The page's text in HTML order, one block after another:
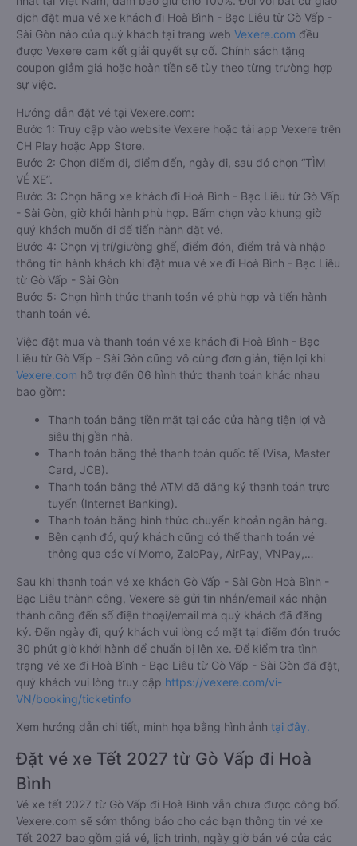
dịch đặt mua vé xe khách đi Hoà Bình - Bạc Liêu từ Gò Vấp -
Sài Gòn nào của quý khách tại trang web Vexere.com đều
được Vexere cam kết giải quyết sự cố. Chính sách tặng
coupon giảm giá hoặc hoàn tiền sẽ tùy theo từng trường hợp
sự việc.
Hướng dẫn đặt vé tại Vexere.com:
Bước 1: Truy cập vào website Vexere hoặc tải app Vexere trên
CH Play hoặc App Store.
Bước 2: Chọn điểm đi, điểm đến, ngày đi, sau đó chọn “TÌM
VÉ XE”.
Bước 3: Chọn hãng xe khách đi Hoà Bình - Bạc Liêu từ Gò Vấp
- Sài Gòn, giờ khởi hành phù hợp. Bấm chọn vào khung giờ
quý khách muốn đi để tiến hành đặt vé.
Bước 4: Chọn vị trí/giường ghế, điểm đón, điểm trả và nhập
thông tin hành khách khi đặt mua vé xe đi Hoà Bình - Bạc Liêu
từ Gò Vấp - Sài Gòn
Bước 5: Chọn hình thức thanh toán vé phù hợp và tiến hành
thanh toán vé.
Việc đặt mua và thanh toán vé xe khách đi Hoà Bình - Bạc
Liêu từ Gò Vấp - Sài Gòn cũng vô cùng đơn giản, tiện lợi khi
Vexere.com hỗ trợ đến 06 hình thức thanh toán khác nhau
bao gồm:
Thanh toán bằng tiền mặt tại các cửa hàng tiện lợi và
siêu thị gần nhà.
Thanh toán bằng thẻ thanh toán quốc tế (Visa, Master
Card, JCB).
Thanh toán bằng thẻ ATM đã đăng ký thanh toán trực
tuyến (Internet Banking).
Thanh toán bằng hình thức chuyển khoản ngân hàng.
Bên cạnh đó, quý khách cũng có thể thanh toán vé
thông qua các ví Momo, ZaloPay, AirPay, VNPay,…
Sau khi thanh toán vé xe khách Gò Vấp - Sài Gòn Hoà Bình -
Bạc Liêu thành công, Vexere sẽ gửi tin nhắn/email xác nhận
thành công đến số điện thoại/email mà quý khách đã đăng
ký. Đến ngày đi, quý khách vui lòng có mặt tại điểm đón trước
30 phút giờ khởi hành để chuẩn bị lên xe. Để kiểm tra tình
trạng vé xe đi Hoà Bình - Bạc Liêu từ Gò Vấp - Sài Gòn đã đặt,
quý khách vui lòng truy cập https://vexere.com/vi-
VN/booking/ticketinfo
Xem hướng dẫn chi tiết, minh họa bằng hình ảnh tại đây.
Đặt vé xe Tết 2027 từ Gò Vấp đi Hoà
Bình
Vé xe tết 2027 từ Gò Vấp đi Hoà Bình vẫn chưa được công bố.
Vexere.com sẽ sớm thông báo cho các bạn thông tin vé xe
Tết 2027 bao gồm giá vé, lịch trình, ngày giờ bán vé của các